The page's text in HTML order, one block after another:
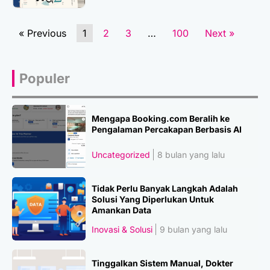
« Previous 1 2 3 … 100 Next »
Populer
Mengapa Booking.com Beralih ke
Pengalaman Percakapan Berbasis AI
Uncategorized 8 bulan yang lalu
Tidak Perlu Banyak Langkah Adalah
Solusi Yang Diperlukan Untuk
Amankan Data
Inovasi & Solusi
9 bulan yang lalu
Tinggalkan Sistem Manual, Dokter